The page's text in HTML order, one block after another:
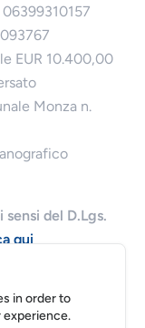
EUR 10.400,00
Monza n.
sensi del D.Lgs.
qui
in order to
experience.